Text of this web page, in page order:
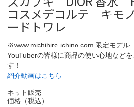
コスメデコルテ キ
ードトワレ
※www.michihiro-ichino.com 限定モデル
YouTuberの皆様に商品の使い心地など
す！
紹介動画はこちら
ネット販売
価格（税込）